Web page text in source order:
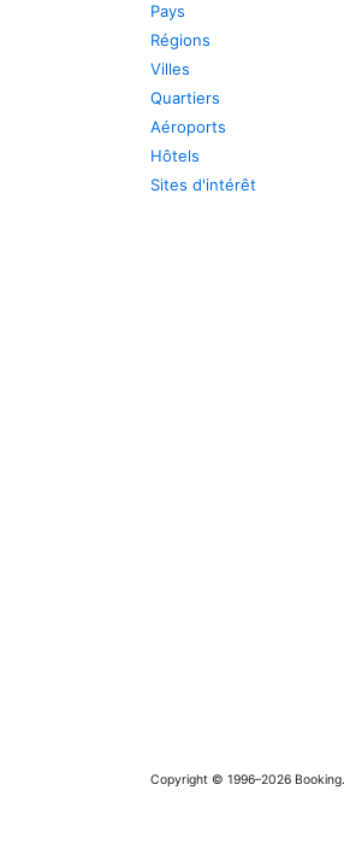
Pays
Régions
Villes
Quartiers
Aéroports
Hôtels
Sites d'intérêt
Copyright © 1996–2026